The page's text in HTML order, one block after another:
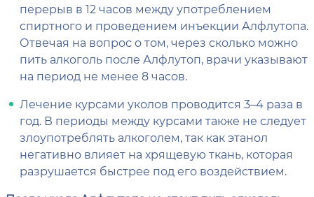
перерыв в 12 часов между употреблением
спиртного и проведением инъекции Алфлутопа.
Отвечая на вопрос о том, через сколько можно
пить алкоголь после Алфлутоп, врачи указывают
на период не менее 8 часов.
Лечение курсами уколов проводится 3–4 раза в
год. В периоды между курсами также не следует
злоупотреблять алкоголем, так как этанол
негативно влияет на хрящевую ткань, которая
разрушается быстрее под его воздействием.